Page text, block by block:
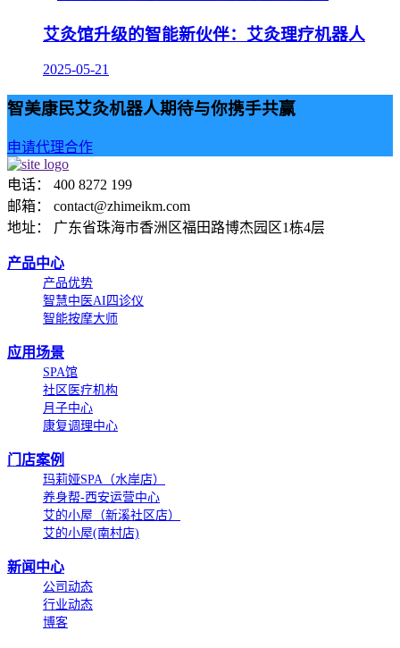
艾灸馆升级的智能新伙伴：艾灸理疗机器人
2025-05-21
智美康民艾灸机器人期待与你携手共赢
申请代理合作
电话： 400 8272 199
邮箱： contact@zhimeikm.com
地址： 广东省珠海市香洲区福田路博杰园区1栋4层
产品中心
产品优势
智慧中医AI四诊仪
智能按摩大师
应用场景
SPA馆
社区医疗机构
月子中心
康复调理中心
门店案例
玛莉娅SPA（水岸店）
养身帮-西安运营中心
艾的小屋（新溪社区店）
艾的小屋(南村店)
新闻中心
公司动态
行业动态
博客